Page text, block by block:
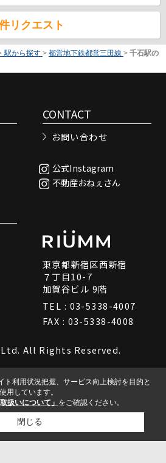
リクエスト
駅から探す > 都営地下鉄都営三田線 > 千石駅の
CONTACT
お問い合わせ
公式Instagram
不動産おねぇさん
東京都新宿区西新宿
７丁目10-7
加賀谷ビル 9階
TEL : 03-5338-4007
FAX : 03-5338-4008
All Rights Reserved.
ト利用状況把握、サービス向上検討を目的と
用しています。
扱いについて」 をご確認ください。
閉じる